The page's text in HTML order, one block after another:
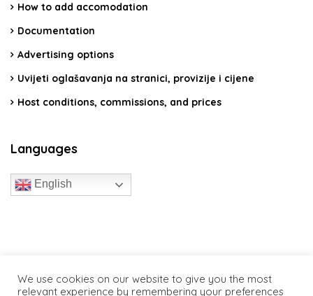
How to add accomodation
Documentation
Advertising options
Uvijeti oglašavanja na stranici, provizije i cijene
Host conditions, commissions, and prices
Languages
English
We use cookies on our website to give you the most
relevant experience by remembering your preferences